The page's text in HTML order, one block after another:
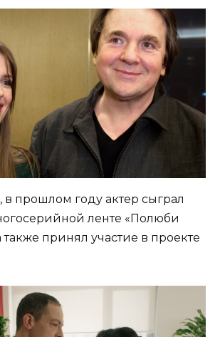
в прошлом году актер сыграл
ленте «Полюби
также принял участие в проекте